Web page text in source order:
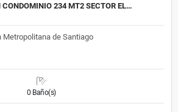
CONDOMINIO 234 MT2 SECTOR EL…
Metropolitana de Santiago
0 Baño(s)